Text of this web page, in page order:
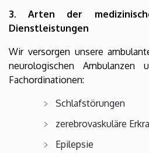
3. Arten der
Dienstleistungen
Wir versorgen unsere
neurologischen
Fachordinationen:
Schlafstörungen
zerebrovaskuläre
Epilepsie